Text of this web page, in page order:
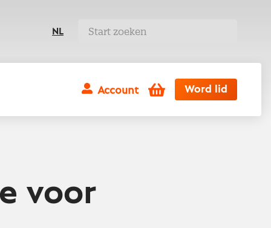
NL
Account Winkelwagen
Word lid
voor